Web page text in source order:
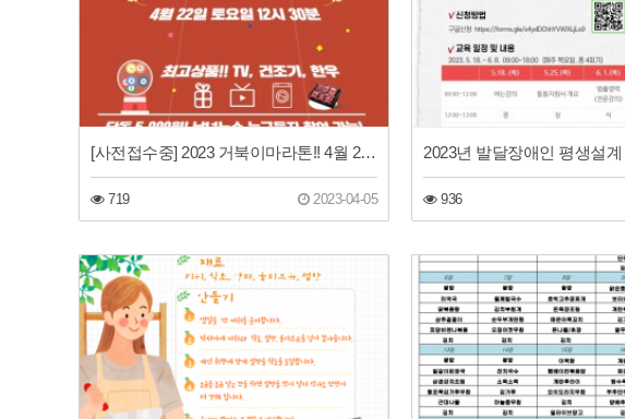
[사전접수중] 2023 거북이마라톤!! 4월 22일 토요일!!
719 2023-04-05 936